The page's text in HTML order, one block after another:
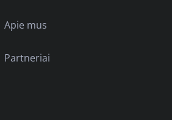
Apie mus
Partneriai